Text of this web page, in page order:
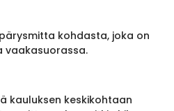
kohdasta, joka on
vaakasuorassa.
kauluksen keskikohtaan